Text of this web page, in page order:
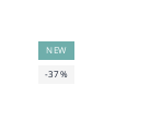
NEW
-37%